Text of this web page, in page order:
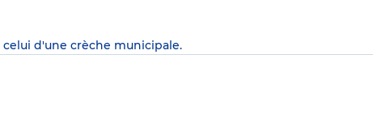
d'une crèche municipale.